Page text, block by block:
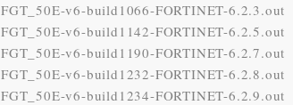
FGT_50E-v6-build1066-FORTINET-6.2.3.out
FGT_50E-v6-build1142-FORTINET-6.2.5.out
FGT_50E-v6-build1190-FORTINET-6.2.7.out
FGT_50E-v6-build1232-FORTINET-6.2.8.out
FGT_50E-v6-build1234-FORTINET-6.2.9.out